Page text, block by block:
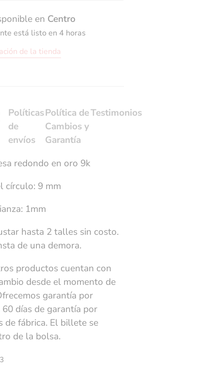
en Centro
está listo en 4 horas
de la tienda
Políticas
de
envíos
Política de
Cambios y
Garantía
Testimonios
redondo en oro 9k
círculo: 9 mm
1mm
hasta 2 talles sin costo.
de una demora.
productos cuentan con
desde el momento de
garantía por
días de garantía por
de fábrica. El billete se
de la bolsa.